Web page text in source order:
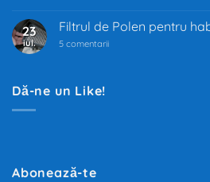
trece
prin
23
iul.
Filtrul de Polen pentru
5 comentariila
Dă-ne un Like!
Abonează-te